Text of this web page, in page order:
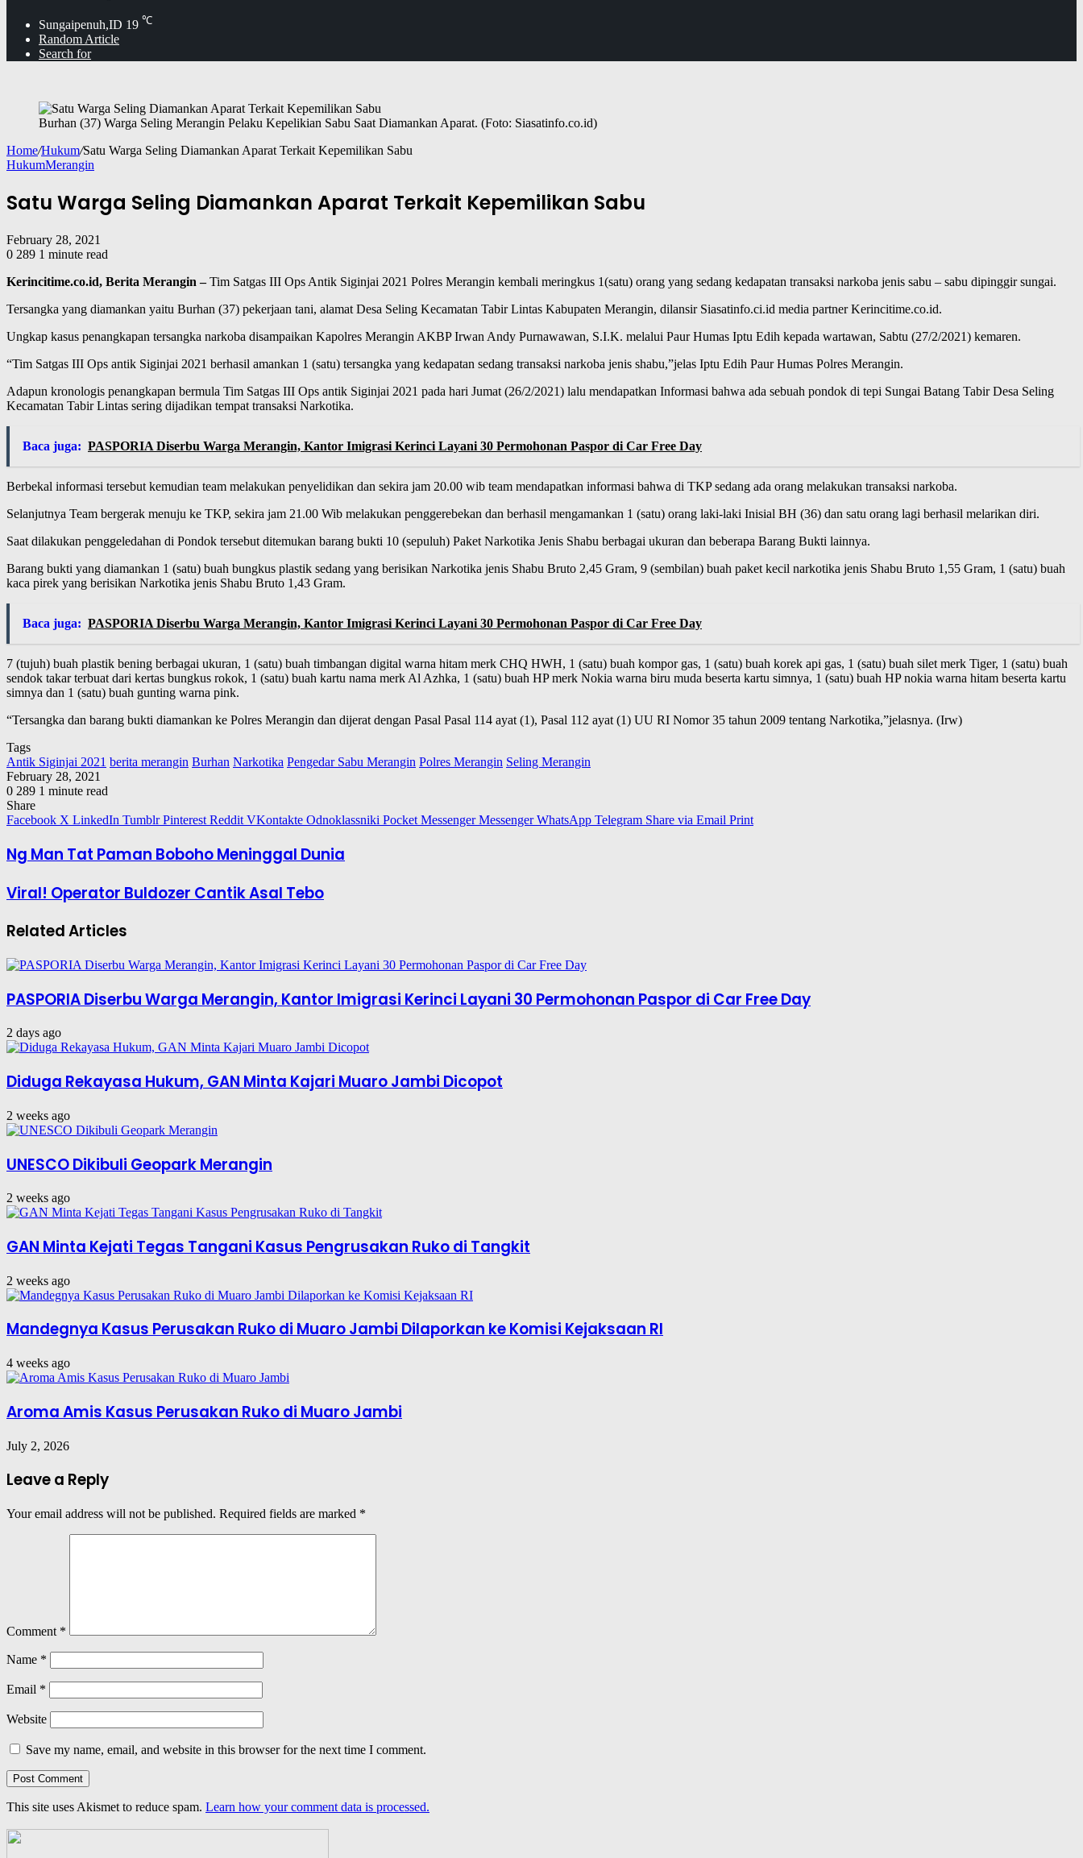
Sungaipenuh,ID 19 ℃
Random Article
Search for
Burhan (37) Warga Seling Merangin Pelaku Kepelikian Sabu Saat Diamankan Aparat. (Foto: Siasatinfo.co.id)
Home/Hukum/Satu Warga Seling Diamankan Aparat Terkait Kepemilikan Sabu
HukumMerangin
Satu Warga Seling Diamankan Aparat Terkait Kepemilikan Sabu
February 28, 2021
0 289 1 minute read
Kerincitime.co.id, Berita Merangin –Tim Satgas III Ops Antik Siginjai 2021 Polres Merangin kembali meringkus 1(satu) orang yang sedang kedapatan transaksi narkoba jenis sabu – sabu dipinggir sungai.
Tersangka yang diamankan yaitu Burhan (37) pekerjaan tani, alamat Desa Seling Kecamatan Tabir Lintas Kabupaten Merangin, dilansir Siasatinfo.ci.id media partner Kerincitime.co.id.
Ungkap kasus penangkapan tersangka narkoba disampaikan Kapolres Merangin AKBP Irwan Andy Purnawawan, S.I.K. melalui Paur Humas Iptu Edih kepada wartawan, Sabtu (27/2/2021) kemaren.
“Tim Satgas III Ops antik Siginjai 2021 berhasil amankan 1 (satu) tersangka yang kedapatan sedang transaksi narkoba jenis shabu,”jelas Iptu Edih Paur Humas Polres Merangin.
Adapun kronologis penangkapan bermula Tim Satgas III Ops antik Siginjai 2021 pada hari Jumat (26/2/2021) lalu mendapatkan Informasi bahwa ada sebuah pondok di tepi Sungai Batang Tabir Desa Seling
Kecamatan Tabir Lintas sering dijadikan tempat transaksi Narkotika.
Baca juga: PASPORIA Diserbu Warga Merangin, Kantor Imigrasi Kerinci Layani 30 Permohonan Paspor di Car Free Day
Berbekal informasi tersebut kemudian team melakukan penyelidikan dan sekira jam 20.00 wib team mendapatkan informasi bahwa di TKP sedang ada orang melakukan transaksi narkoba.
Selanjutnya Team bergerak menuju ke TKP, sekira jam 21.00 Wib melakukan penggerebekan dan berhasil mengamankan 1 (satu) orang laki-laki Inisial BH (36) dan satu orang lagi berhasil melarikan diri.
Saat dilakukan penggeledahan di Pondok tersebut ditemukan barang bukti 10 (sepuluh) Paket Narkotika Jenis Shabu berbagai ukuran dan beberapa Barang Bukti lainnya.
Barang bukti yang diamankan 1 (satu) buah bungkus plastik sedang yang berisikan Narkotika jenis Shabu Bruto 2,45 Gram, 9 (sembilan) buah paket kecil narkotika jenis Shabu Bruto 1,55 Gram, 1 (satu) buah
kaca pirek yang berisikan Narkotika jenis Shabu Bruto 1,43 Gram.
Baca juga: PASPORIA Diserbu Warga Merangin, Kantor Imigrasi Kerinci Layani 30 Permohonan Paspor di Car Free Day
7 (tujuh) buah plastik bening berbagai ukuran, 1 (satu) buah timbangan digital warna hitam merk CHQ HWH, 1 (satu) buah kompor gas, 1 (satu) buah korek api gas, 1 (satu) buah silet merk Tiger, 1 (satu) buah
sendok takar terbuat dari kertas bungkus rokok, 1 (satu) buah kartu nama merk Al Azhka, 1 (satu) buah HP merk Nokia warna biru muda beserta kartu simnya, 1 (satu) buah HP nokia warna hitam beserta kartu
simnya dan 1 (satu) buah gunting warna pink.
“Tersangka dan barang bukti diamankan ke Polres Merangin dan dijerat dengan Pasal Pasal 114 ayat (1), Pasal 112 ayat (1) UU RI Nomor 35 tahun 2009 tentang Narkotika,”jelasnya. (Irw)
Tags
Antik Siginjai 2021 berita merangin Burhan Narkotika Pengedar Sabu Merangin Polres Merangin Seling Merangin
February 28, 2021
0 289 1 minute read
Share
Facebook X LinkedIn Tumblr Pinterest Reddit VKontakte Odnoklassniki Pocket Messenger Messenger WhatsApp Telegram Share via Email Print
Ng Man Tat Paman Boboho Meninggal Dunia
Viral! Operator Buldozer Cantik Asal Tebo
Related Articles
PASPORIA Diserbu Warga Merangin, Kantor Imigrasi Kerinci Layani 30 Permohonan Paspor di Car Free Day
2 days ago
Diduga Rekayasa Hukum, GAN Minta Kajari Muaro Jambi Dicopot
2 weeks ago
UNESCO Dikibuli Geopark Merangin
2 weeks ago
GAN Minta Kejati Tegas Tangani Kasus Pengrusakan Ruko di Tangkit
2 weeks ago
Mandegnya Kasus Perusakan Ruko di Muaro Jambi Dilaporkan ke Komisi Kejaksaan RI
4 weeks ago
Aroma Amis Kasus Perusakan Ruko di Muaro Jambi
July 2, 2026
Leave a Reply
Your email address will not be published. Required fields are marked *
Comment *
Name *
Email *
Website
Save my name, email, and website in this browser for the next time I comment.
This site uses Akismet to reduce spam. Learn how your comment data is processed.